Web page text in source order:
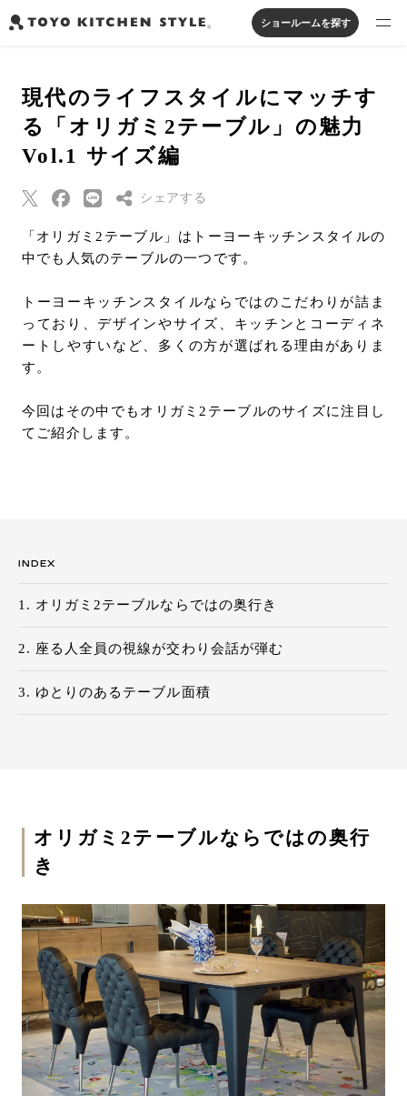
オープンキッチン
アイランドキッチン
ペニンシュラキッチン
壁付けキッチン
対面キッチン
セパレートキッチン
並列型キッチン
システムキッチン
家具・照明・タイル
バス・洗面
実例から探す
ジャーナルを読む
お知らせ
カタログを見る
よくあるご質問
お問い合わせ
ショールームを探す
現代のライフスタイルにマッチす
る「オリガミ2テーブル」の魅力
Vol.1 サイズ編
シェアする
Threads
はてなブックマー
ク
「オリガミ2テーブル」はトーヨーキッチンスタイルの
中でも人気のテーブルの一つです。
トーヨーキッチンスタイルならではのこだわりが詰ま
っており、デザインやサイズ、キッチンとコーディネ
ートしやすいなど、多くの方が選ばれる理由がありま
す。
今回はその中でもオリガミ2テーブルのサイズに注目し
てご紹介します。
INDEX
オリガミ2テーブルならではの奥行き
座る人全員の視線が交わり会話が弾む
ゆとりのあるテーブル面積
オリガミ2テーブルならではの奥行
き